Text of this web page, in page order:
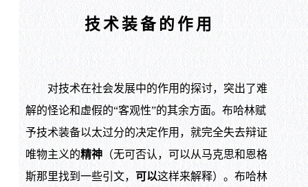
技术装备的作用
对技术在社会发展中的作用的探讨，突出了难
解的怪论和虚假的“客观性”的其余方面。布哈林赋
予技术装备以太过分的决定作用，就完全失去辩证
唯物主义的精神（无可否认，可以从马克思和恩格
斯那里找到一些引文， 可以这样来解释）。布哈林